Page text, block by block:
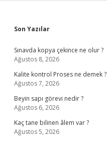
Sidebar
Son Yazılar
Sınavda kopya çekince ne olur ?
Ağustos 8, 2026
Kalite kontrol Proses ne demek ?
Ağustos 7, 2026
Beyin sapı görevi nedir ?
Ağustos 6, 2026
Kaç tane bilinen âlem var ?
Ağustos 5, 2026